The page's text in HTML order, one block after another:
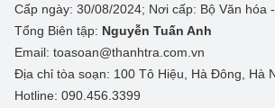
Cấp ngày: 30/08/2024; Nơi cấp: Bộ Văn hóa
Tổng Biên tập: Nguyễn Tuấn Anh
Email: toasoan@thanhtra.com.vn
Địa chỉ tòa soạn: 100 Tô Hiệu, Hà Đông, Hà
Hotline: 090.456.3399